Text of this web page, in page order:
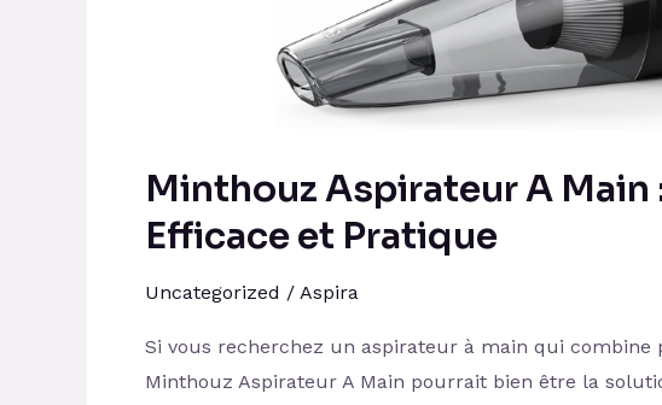
Minthouz Aspirateur A Main
Efficace et Pratique
Uncategorized / Aspira
Si vous recherchez un aspirateur à main qui combine
Minthouz Aspirateur A Main pourrait bien être la